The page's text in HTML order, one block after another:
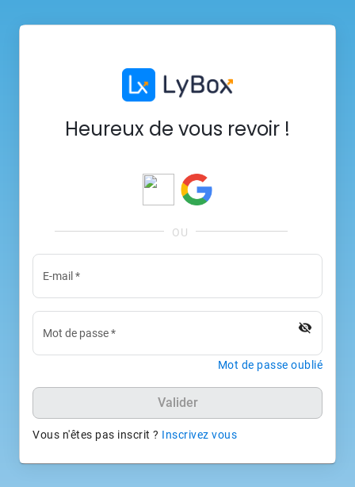
Heureux de vous revoir !
E-mail *
Mot de passe* visibility_off
Mot de passe oublié
Valider
Vous n'êtes pas inscrit ? Inscrivez vous